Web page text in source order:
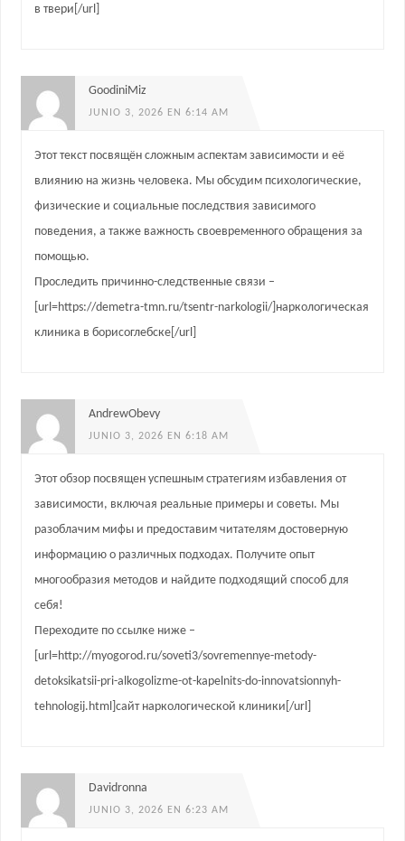
в твери[/url]
GoodiniMiz
JUNIO 3, 2026 EN 6:14 AM
Этот текст посвящён сложным аспектам зависимости и её
влиянию на жизнь человека. Мы обсудим психологические,
физические и социальные последствия зависимого
поведения, а также важность своевременного обращения за
помощью.
Проследить причинно-следственные связи –
[url=https://demetra-tmn.ru/tsentr-narkologii/]наркологическая
клиника в борисоглебске[/url]
AndrewObevy
JUNIO 3, 2026 EN 6:18 AM
Этот обзор посвящен успешным стратегиям избавления от
зависимости, включая реальные примеры и советы. Мы
разоблачим мифы и предоставим читателям достоверную
информацию о различных подходах. Получите опыт
многообразия методов и найдите подходящий способ для
себя!
Переходите по ссылке ниже –
[url=http://myogorod.ru/soveti3/sovremennye-metody-
detoksikatsii-pri-alkogolizme-ot-kapelnits-do-innovatsionnyh-
tehnologij.html]сайт наркологической клиники[/url]
Davidronna
JUNIO 3, 2026 EN 6:23 AM